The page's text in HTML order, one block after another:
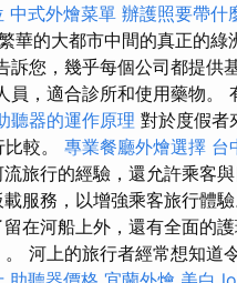
中式外燴菜單 辦護照要帶什
華的大都市中間的真正的綠
您，幾乎每個公司都提供
，適合診所和使用藥物。
聽器的運作原理 對於度假者
較。 專業餐廳外燴選擇 台
旅行的經驗，還允許乘客
服務，以增強乘客旅行體驗
在河船上外，還有全面的
河上的旅行者經常想知道